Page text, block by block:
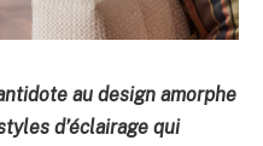
au design amorphe
d’éclairage qui